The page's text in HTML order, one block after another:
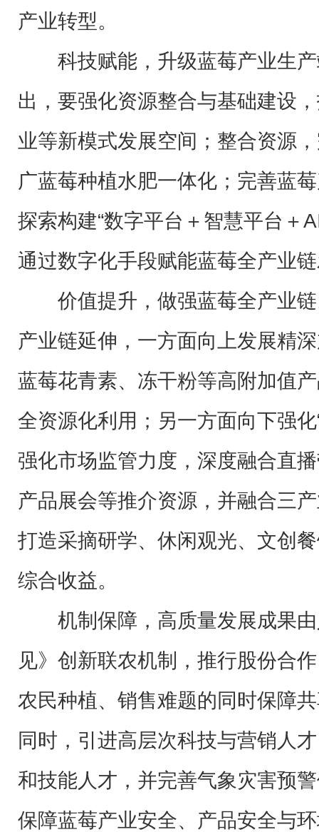
产业转型。
科技赋能，升级蓝莓产业生
出，要强化资源整合与基础建设
业等新模式发展空间；整合资源
广蓝莓种植水肥一体化；完善蓝
探索构建“数字平台＋智慧平台＋
通过数字化手段赋能蓝莓全产业
价值提升，做强蓝莓全产业
产业链延伸，一方面向上发展精
蓝莓花青素、冻干粉等高附加值
全资源化利用；另一方面向下强
强化市场监管力度，深度融合直
产品展会等推介资源，并融合三
打造采摘研学、休闲观光、文创
综合收益。
机制保障，高质量发展成果
见》创新联农机制，推行股份合
农民种植、销售难题的同时保障
同时，引进高层次科技与营销人
和技能人才，并完善气象灾害预
保障蓝莓产业安全、产品安全与